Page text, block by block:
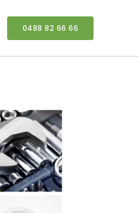
0488 82 66 66